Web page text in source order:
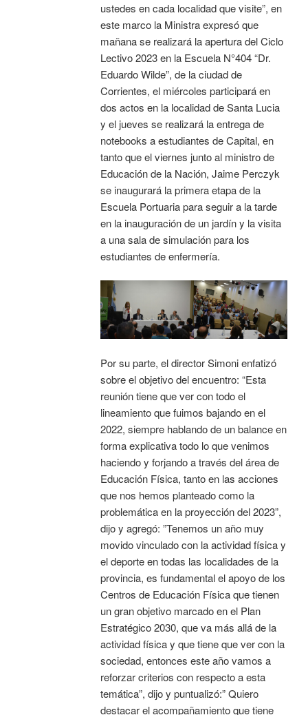
ustedes en cada localidad que visite”, en
este marco la Ministra expresó que
mañana se realizará la apertura del Ciclo
Lectivo 2023 en la Escuela N°404 “Dr.
Eduardo Wilde”, de la ciudad de
Corrientes, el miércoles participará en
dos actos en la localidad de Santa Lucia
y el jueves se realizará la entrega de
notebooks a estudiantes de Capital, en
tanto que el viernes junto al ministro de
Educación de la Nación, Jaime Perczyk
se inaugurará la primera etapa de la
Escuela Portuaria para seguir a la tarde
en la inauguración de un jardín y la visita
a una sala de simulación para los
estudiantes de enfermería.
Por su parte, el director Simoni enfatizó
sobre el objetivo del encuentro: “Esta
reunión tiene que ver con todo el
lineamiento que fuimos bajando en el
2022, siempre hablando de un balance en
forma explicativa todo lo que venimos
haciendo y forjando a través del área de
Educación Física, tanto en las acciones
que nos hemos planteado como la
problemática en la proyección del 2023”,
dijo y agregó: ”Tenemos un año muy
movido vinculado con la actividad física y
el deporte en todas las localidades de la
provincia, es fundamental el apoyo de los
Centros de Educación Física que tienen
un gran objetivo marcado en el Plan
Estratégico 2030, que va más allá de la
actividad física y que tiene que ver con la
sociedad, entonces este año vamos a
reforzar criterios con respecto a esta
temática”, dijo y puntualizó:” Quiero
destacar el acompañamiento que tiene